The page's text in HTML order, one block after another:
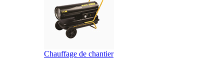
Chauffage de chantier